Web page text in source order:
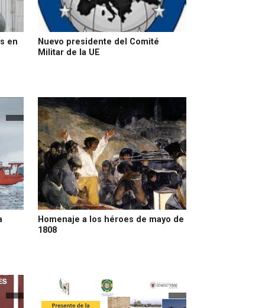
en
Nuevo presidente del Comité
Militar de la UE
Homenaje a los héroes de mayo de
1808